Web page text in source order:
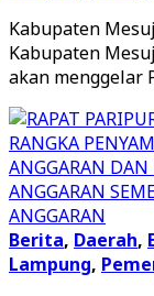
Kabupaten
Kabupaten
akan menggelar
Berita, Daerah,
Lampung,